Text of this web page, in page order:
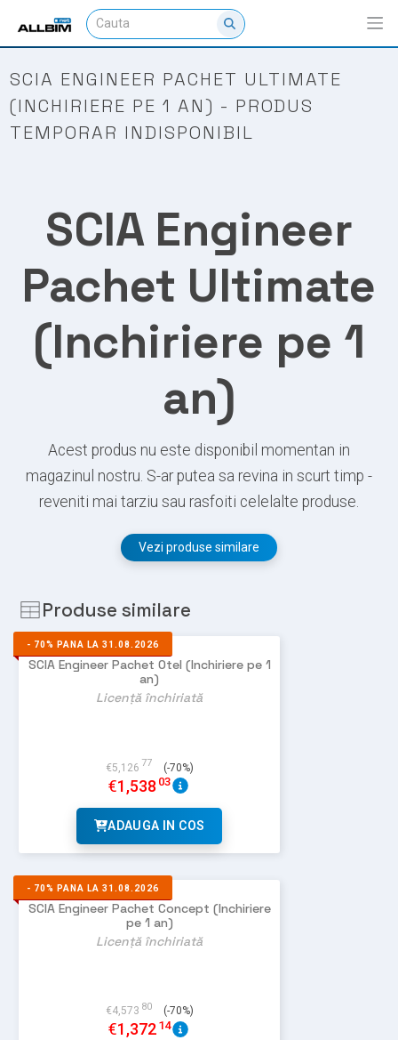
SCIA ENGINEER PACHET ULTIMATE
(INCHIRIERE PE 1 AN) - PRODUS
TEMPORAR INDISPONIBIL
SCIA Engineer
Pachet Ultimate
(Inchiriere pe 1
an)
Acest produs nu este disponibil momentan in
magazinul nostru. S-ar putea sa revina in scurt timp -
reveniti mai tarziu sau rasfoiti celelalte produse.
Vezi produse similare
Produse similare
- 70% PANA LA 31.08.2026
SCIA Engineer Pachet Otel (Inchiriere pe 1
an)
Licență închiriată
€5,126 77 (-70%)
€1,538 03
ADAUGA IN COS
- 70% PANA LA 31.08.2026
SCIA Engineer Pachet Concept (Inchiriere
pe 1 an)
Licență închiriată
€4,573 80 (-70%)
€1,372 14